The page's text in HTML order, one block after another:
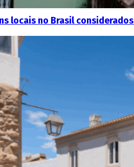
locais no Brasil